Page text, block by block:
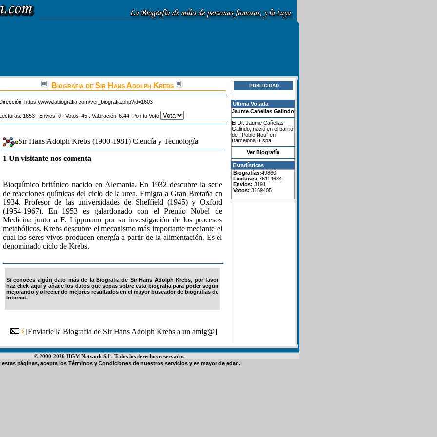
Biografia de Sir Hans Adolph Krebs
https://www.labiografia.com/ver_biografia.php?id=1603
1653 : Envios: 0 : Votos: 45 : Valoración: 6.44: Pon tu Voto
Sir Hans Adolph Krebs (1900-1981) Ciencía y Tecnología
1 Un visitante nos comenta
Bioquímico británico nacido en Alemania. En 1932 descubre la serie
de reacciones químicas del ciclo de la urea. Emigra a Gran Bretaña en
1934. Profesor de las universidades de Sheffield (1945) y Oxford
(1954-1967). En 1953 es galardonado con el Premio Nobel de
Medicina junto a F. Lippmann por su investigación de los procesos
metabólicos. Krebs descubre el mecanismo más importante mediante el
cual los seres vivos producen energía a partir de la alimentación. Es el
denominado ciclo de Krebs.
Si conoces algún dato más de la Biografia de Sir Hans Adolph Krebs, por favor
haz click aquí y añade los datos que sepas sobre esta biografía para poder seguir
mejorando y ofreciendo mejores resultados en el mayor buscador de biografías de
Internet.
[Enviarle la Biografia de Sir Hans Adolph Krebs a un amig@]
PUBLICIDAD
Última Votada
Jaume Cañellas Galindo
El Dr. Jaume Cañellas
Galindo, nació en el barrio
del “Poble Nou” en
Barcelona (Espa...
Ver Biografía
Estadísticas
Biografías:49860
Lecturas: 76114634
Envios: 3191
Votos: 3159405
© 2000-2026 HGM Network S.L. Todos los derechos reservados
estas páginas, acepta los Términos y Condiciones de nuestros servicios y es mayor de edad.